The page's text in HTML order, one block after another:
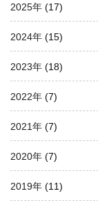
2025年 (17)
2024年 (15)
2023年 (18)
2022年 (7)
2021年 (7)
2020年 (7)
2019年 (11)